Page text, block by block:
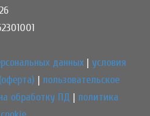
данных | условия
| пользовательское
обработку ПД | политика